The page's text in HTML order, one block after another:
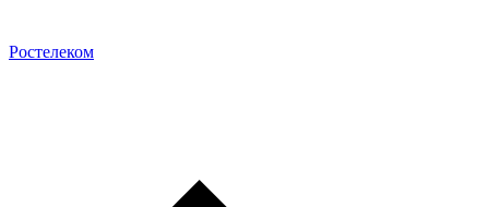
Ростелеком